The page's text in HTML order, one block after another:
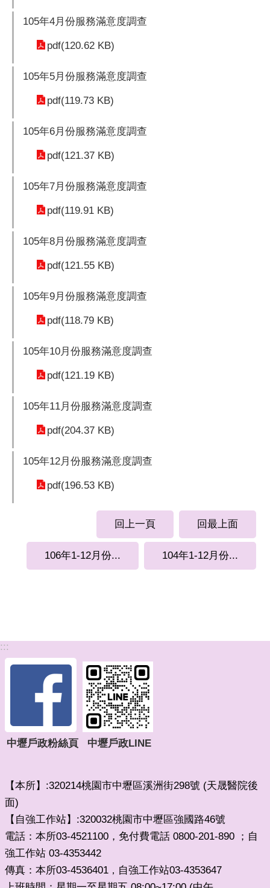
105年4月份服務滿意度調查
pdf(120.62 KB)
105年5月份服務滿意度調查
pdf(119.73 KB)
105年6月份服務滿意度調查
pdf(121.37 KB)
105年7月份服務滿意度調查
pdf(119.91 KB)
105年8月份服務滿意度調查
pdf(121.55 KB)
105年9月份服務滿意度調查
pdf(118.79 KB)
105年10月份服務滿意度調查
pdf(121.19 KB)
105年11月份服務滿意度調查
pdf(204.37 KB)
105年12月份服務滿意度調查
pdf(196.53 KB)
回上一頁 回最上面
106年1-12月份... 104年1-12月份...
:::
中壢戶政粉絲頁 中壢戶政LINE
【本所】:320214桃園市中壢區溪洲街298號 (天晟醫院後
面)
【自強工作站】:320032桃園市中壢區強國路46號
電話：本所03-4521100，免付費電話 0800-201-890 ；自
強工作站 03-4353442
傳真：本所03-4536401 ， 自強工作站03-4353647